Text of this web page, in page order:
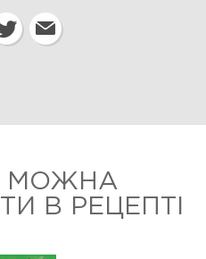
МОЖНА
В РЕЦЕПТІ